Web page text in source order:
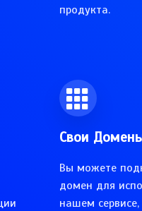
продукта.
Свои
Вы можете
домен для
нашем